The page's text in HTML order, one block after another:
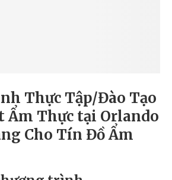
Thực Tập/Đào Tạo
Ẩm Thực tại Orlando
Cho Tín Đồ Ẩm